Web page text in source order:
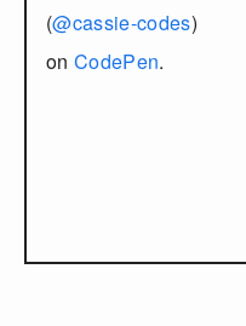
(@cassie-codes)
on CodePen.